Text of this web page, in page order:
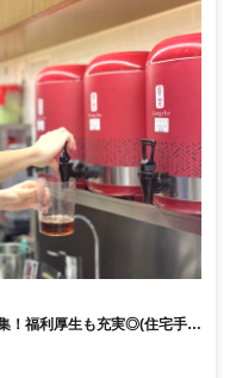
！福利厚生も充実◎(住宅手